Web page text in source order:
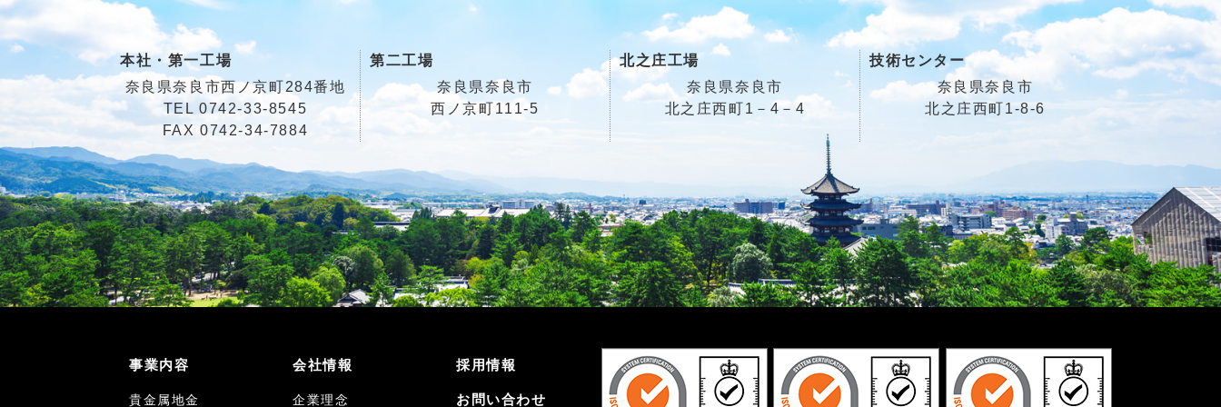
本社・第一工場
奈良県奈良市西ノ京町284番地
TEL0742-33-8545
FAX 0742-34-7884
第二工場
奈良県奈良市
西ノ京町111-5
北之庄工場
奈良県奈良市
北之庄西町1－4－4
技術センター
奈良県奈良市
北之庄西町1-8-6
事業内容
貴金属地金
会社情報
企業理念
採用情報
お問い合わせ